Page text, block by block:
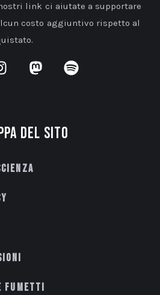
link ci aiutate a supportare
costo aggiuntivo rispetto al
del sito
fumetti